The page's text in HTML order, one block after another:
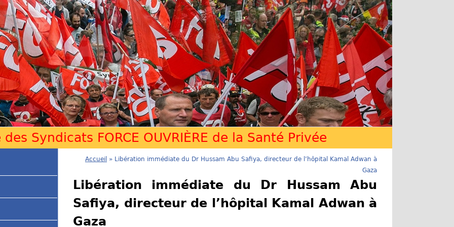
Jump to navigation
Syndicats FORCE OUVRIÈRE de la Santé Privée
o
u
Accueil » Libération immédiate du Dr Hussam Abu Safiya, directeur de l’hôpital Kamal Adwan à
Gaza
Libération immédiate du Dr Hussam Abu
Safiya, directeur de l’hôpital Kamal Adwan à
Gaza